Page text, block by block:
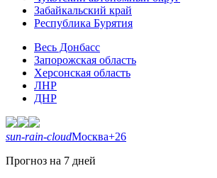
Забайкальский край
Республика Бурятия
Весь Донбасс
Запорожская область
Херсонская область
ЛНР
ДНР
sun-rain-cloudМосква+26
Прогноз на 7 дней